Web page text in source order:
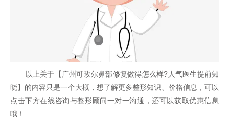
以上关于【广州可玫尔鼻部修复做得怎么样?人气医生提前知
晓】的内容只是一个大概，想了解更多整形知识、价格信息，可以
点击下方在线咨询与整形顾问一对一沟通，还可以获取优惠信息
哦！